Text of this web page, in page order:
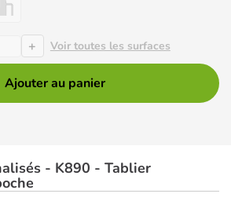
+ Voir toutes les surfaces
Ajouter au panier